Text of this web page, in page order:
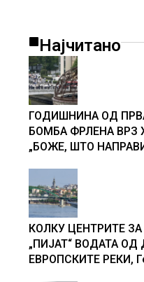
Најчитано
ГОДИШНИНА ОД
БОМБА ФРЛЕНА ВРЗ
„БОЖЕ, ШТО
учесниците во
доживуваа овој
промени текот на
КОЛКУ ЦЕНТРИТЕ
„ПИЈАТ“ ВОДАТА
ЕВРОПСКИТЕ РЕКИ,